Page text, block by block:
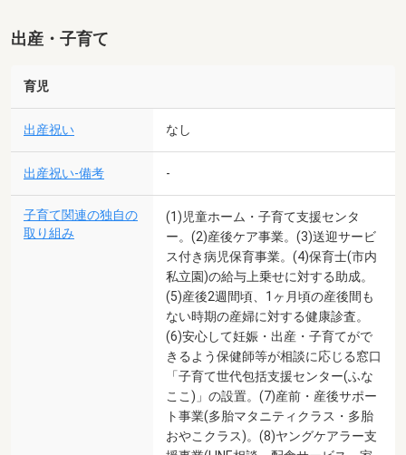
出産・子育て
育児
出産祝い なし
出産祝い-備考 -
子育て関連の独自の
取り組み
(1)児童ホーム・子育て支援センタ
ー。(2)産後ケア事業。(3)送迎サービ
ス付き病児保育事業。(4)保育士(市内
私立園)の給与上乗せに対する助成。
(5)産後2週間頃、1ヶ月頃の産後間も
ない時期の産婦に対する健康診査。
(6)安心して妊娠・出産・子育てがで
きるよう保健師等が相談に応じる窓口
「子育て世代包括支援センター(ふな
ここ)」の設置。(7)産前・産後サポー
ト事業(多胎マタニティクラス・多胎
おやこクラス)。(8)ヤングケアラー支